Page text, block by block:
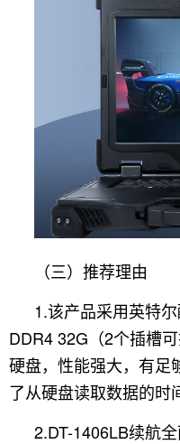
（三）推荐理由
1.该产品采用英特
DDR4 32G（2个插槽
硬盘，性能强大，有足
了从硬盘读取数据的时
2.DT-1406LB续航